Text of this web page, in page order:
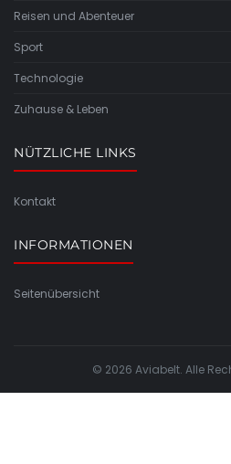
Reisen und Abenteuer
Sport
Technologie
Zuhause & Leben
NÜTZLICHE LINKS
Kontakt
INFORMATIONEN
Seitenübersicht
© 2026 Aviabelt. Alle